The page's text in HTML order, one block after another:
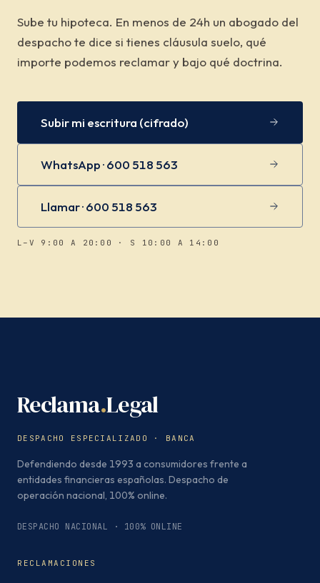
Sube tu hipoteca. En menos de 24h un abogado del
despacho te dice si tienes cláusula suelo, qué
importe podemos reclamar y bajo qué doctrina.
Subir mi escritura (cifrado)
WhatsApp · 600 518 563
Llamar · 600 518 563
L–V 9:00 A 20:00 · S 10:00 A 14:00
Reclama.Legal
DESPACHO ESPECIALIZADO · BANCA
Defendiendo desde 1993 a consumidores frente a
entidades financieras españolas. Despacho de
operación nacional, 100% online.
DESPACHO NACIONAL · 100% ONLINE
RECLAMACIONES